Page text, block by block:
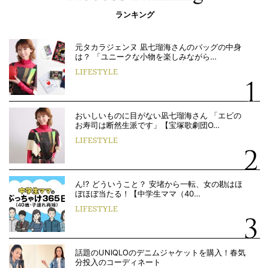
ランキング
元タカラジェンヌ 凪七瑠海さんのバッグの中身
は？ 「ユニークな小物を楽しみながら…
LIFESTYLE
おいしいものに目がない凪七瑠海さん 「エビの
お寿司は断然生派です」【宝塚歌劇団O…
LIFESTYLE
ん!? どういうこと？ 安堵から一転、女の勘はほ
ぼほぼ当たる！【中学生ママ（40…
LIFESTYLE
話題のUNIQLOのデニムジャケットを購入！春気
分投入のコーディネート